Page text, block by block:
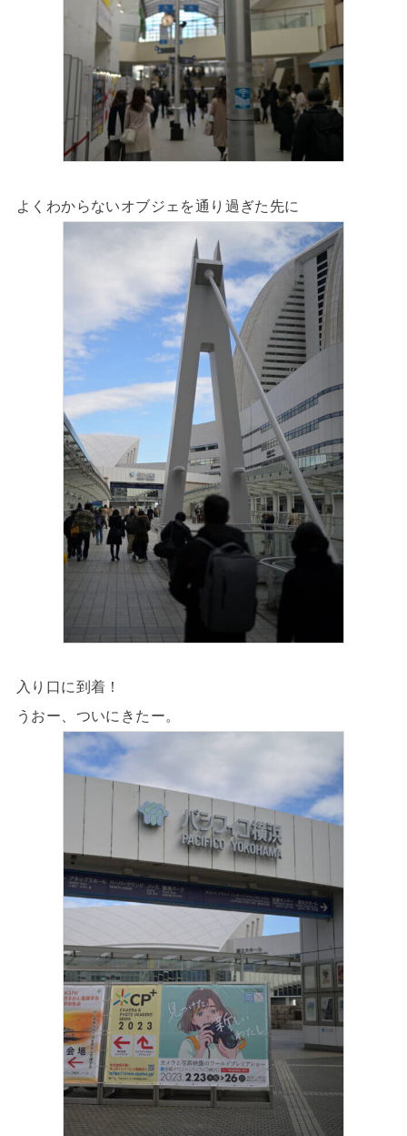
よくわからないオブジェを通り過ぎた先に
入り口に到着！
うおー、ついにきたー。